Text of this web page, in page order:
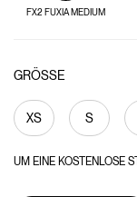
FX2 FUXIA MEDIUM
GRÖSSE
XS S
UM EINE KOSTENLOSE